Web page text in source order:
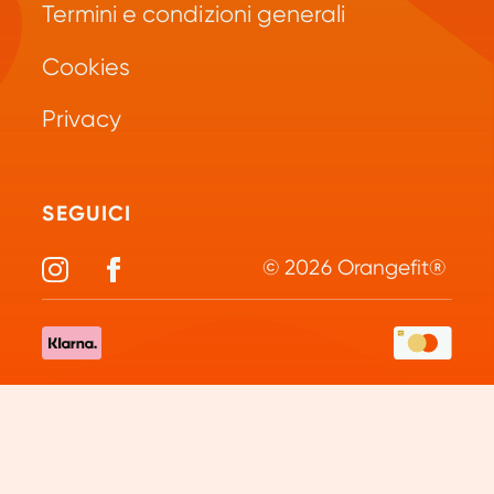
Green Juice
Collagene
Vitamine e minerali
Domande frequenti
Opzioni di pagamento
Politica Resi
Termini e condizioni generali
Cookies
Privacy
SEGUICI
© 2026 Orangefit®